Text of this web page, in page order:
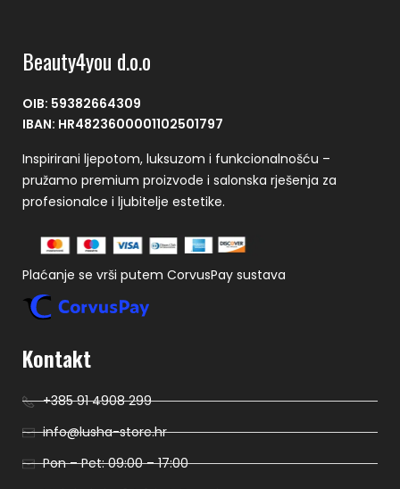
Beauty4you d.o.o
OIB: 59382664309
IBAN: HR4823600001102501797
Inspirirani ljepotom, luksuzom i funkcionalnošću –
pružamo premium proizvode i salonska rješenja za
profesionalce i ljubitelje estetike.
Plaćanje se vrši putem CorvusPay sustava
Kontakt
+385 91 4908 299
info@lusha-store.hr
Pon – Pet: 09:00 – 17:00